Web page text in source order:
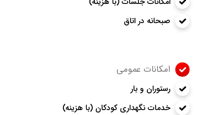
صبحانه در اتاق
امکانات عمومی
رستوران و بار
خدمات نگهداری کودکان (با هزینه)